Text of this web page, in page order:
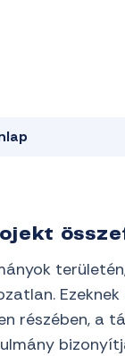
részében, a